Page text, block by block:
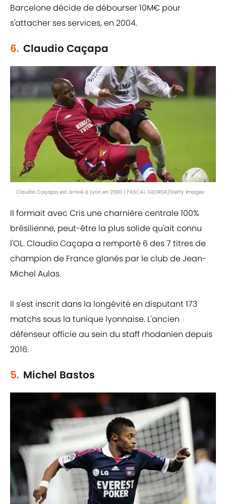
Barcelone décide de débourser 10M€ pour
s'attacher ses services, en 2004.
6. Claudio Caçapa
Claudio Caçapa est arrivé à Lyon en 2000 | PASCAL GEORGE/Getty Images
Il formait avec Cris une charnière centrale 100%
brésilienne, peut-être la plus solide qu'ait connu
l'OL. Claudio Caçapa a remporté 6 des 7 titres de
champion de France glanés par le club de Jean-
Michel Aulas.
Il s'est inscrit dans la longévité en disputant 173
matchs sous la tunique lyonnaise. L'ancien
défenseur officie au sein du staff rhodanien depuis
2016.
5. Michel Bastos